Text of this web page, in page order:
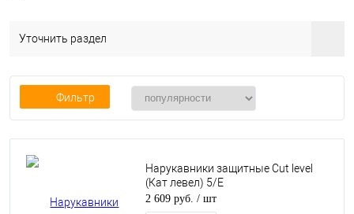
Уточнить раздел
Фильтр
Нарукавники защитные Сut level
(Кат левел) 5/Е
2 609 руб. / шт